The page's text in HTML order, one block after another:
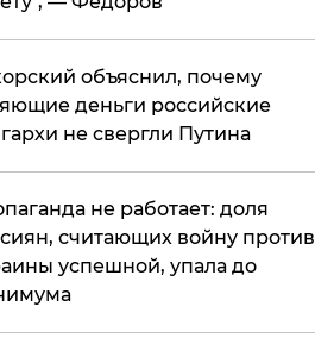
объяснил, почему
деньги российские
не свергли Путина
не работает: доля
считающих войну против
успешной, упала до